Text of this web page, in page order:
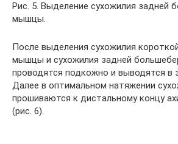
Рис. 5. Выделение сухожилия задней
мышцы.
После выделения сухожилия
мышцы и сухожилия задней
проводятся подкожно и выводятся в
Далее в оптимальном натяжении
прошиваются к дистальному концу
(рис. 6).